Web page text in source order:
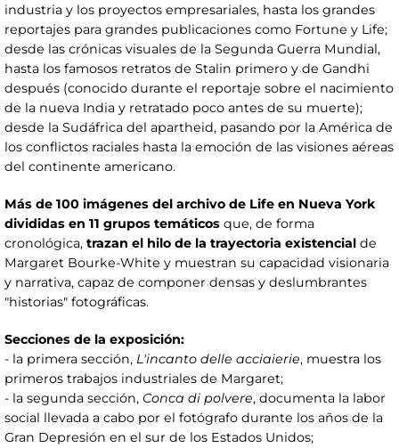
industria y los proyectos empresariales, hasta los grandes
reportajes para grandes publicaciones como Fortune y Life;
desde las crónicas visuales de la Segunda Guerra Mundial,
hasta los famosos retratos de Stalin primero y de Gandhi
después (conocido durante el reportaje sobre el nacimiento
de la nueva India y retratado poco antes de su muerte);
desde la Sudáfrica del apartheid, pasando por la América de
los conflictos raciales hasta la emoción de las visiones aéreas
del continente americano.
Más de 100 imágenes del archivo de Life en Nueva York
divididas en 11 grupos temáticos que, de forma
cronológica, trazan el hilo de la trayectoria existencial de
Margaret Bourke-White y muestran su capacidad visionaria
y narrativa, capaz de componer densas y deslumbrantes
"historias" fotográficas.
Secciones de la exposición:
- la primera sección, L'incanto delle acciaierie, muestra los
primeros trabajos industriales de Margaret;
- la segunda sección, Conca di polvere, documenta la labor
social llevada a cabo por el fotógrafo durante los años de la
Gran Depresión en el sur de los Estados Unidos;